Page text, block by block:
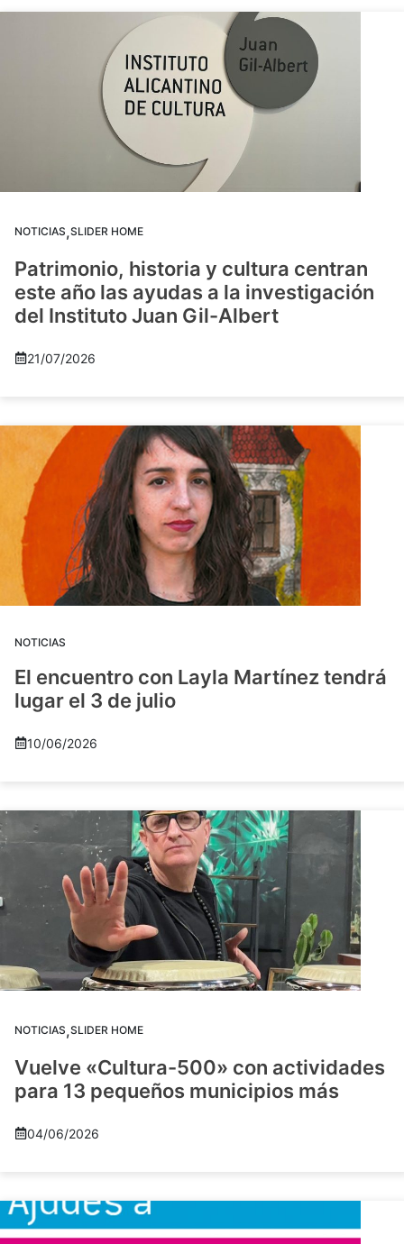
NOTICIAS,SLIDER HOME
Patrimonio, historia y cultura centran
este año las ayudas a la investigación
del Instituto Juan Gil-Albert
21/07/2026
NOTICIAS
El encuentro con Layla Martínez tendrá
lugar el 3 de julio
10/06/2026
NOTICIAS,SLIDER HOME
Vuelve «Cultura-500» con actividades
para 13 pequeños municipios más
04/06/2026